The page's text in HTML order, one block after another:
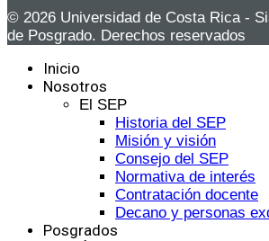
© 2026 Universidad de Costa Rica -
de Posgrado. Derechos reservados
Inicio
Nosotros
El SEP
Historia del SEP
Misión y visión
Consejo del SEP
Normativa de interés
Contratación docente
Decano y personas
Posgrados